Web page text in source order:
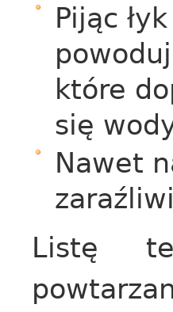
Pijąc
które
się
Nawet
Listę